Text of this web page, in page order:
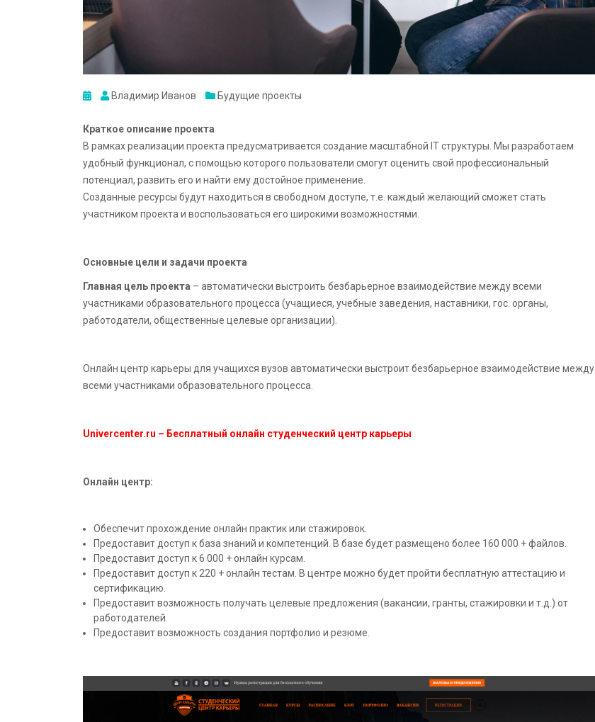
Владимир Иванов Будущие проекты
Краткое описание проекта
В рамках реализации проекта предусматривается создание масштабной IT структуры. Мы разработаем
удобный функционал, с помощью которого пользователи смогут оценить свой профессиональный
потенциал, развить его и найти ему достойное применение.
Созданные ресурсы будут находиться в свободном доступе, т.е. каждый желающий сможет стать
участником проекта и воспользоваться его широкими возможностями.
Основные цели и задачи проекта
Главная цель проекта – автоматически выстроить безбарьерное взаимодействие между всеми
участниками образовательного процесса (учащиеся, учебные заведения, наставники, гос. органы,
работодатели, общественные целевые организации).
Онлайн центр карьеры для учащихся вузов автоматически выстроит безбарьерное взаимодействие между
всеми участниками образовательного процесса.
Univercenter.ru – Бесплатный онлайн студенческий центр карьеры
Онлайн центр:
Обеспечит прохождение онлайн практик или стажировок.
Предоставит доступ к база знаний и компетенций. В базе будет размещено более 160 000 + файлов.
Предоставит доступ к 6 000 + онлайн курсам.
Предоставит доступ к 220 + онлайн тестам. В центре можно будет пройти бесплатную аттестацию и
сертификацию.
Предоставит возможность получать целевые предложения (вакансии, гранты, стажировки и т.д.) от
работодателей.
Предоставит возможность создания портфолио и резюме.